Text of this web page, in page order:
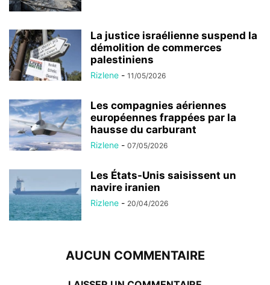
La justice israélienne suspend la
démolition de commerces
palestiniens
Rizlene - 11/05/2026
Les compagnies aériennes
européennes frappées par la
hausse du carburant
Rizlene - 07/05/2026
Les États-Unis saisissent un
navire iranien
Rizlene - 20/04/2026
AUCUN COMMENTAIRE